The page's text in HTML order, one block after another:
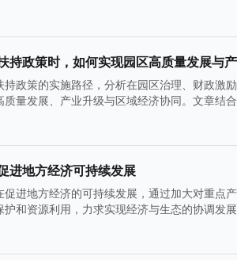
持政策时，如何实现园区高质量发展与
政策的实施路径，分析在园区治理、财政激
量发展、产业升级与区域经济协同。文章结
进地方经济可持续发展
进地方经济的可持续发展，通过加大对重点
护和资源利用，力求实现经济与生态的协调发